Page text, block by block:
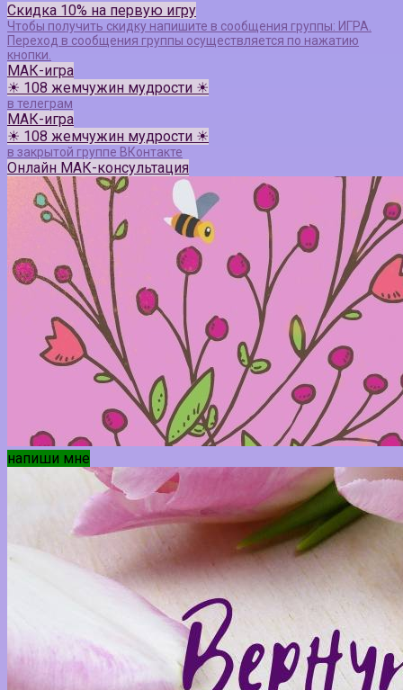
Скидка 10% на первую игру
Чтобы получить скидку напишите в сообщения группы: ИГРА.
Переход в сообщения группы осуществляется по нажатию
кнопки.
МАК-игра
☀ 108 жемчужин мудрости ☀
в телеграм
МАК-игра
☀ 108 жемчужин мудрости ☀
в закрытой группе ВКонтакте
Онлайн МАК-консультация
напиши мне